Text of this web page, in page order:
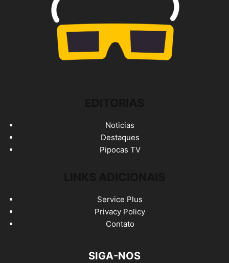
Noticias
Destaques
Pipocas TV
Service Plus
Privacy Policy
Contato
SIGA-NOS